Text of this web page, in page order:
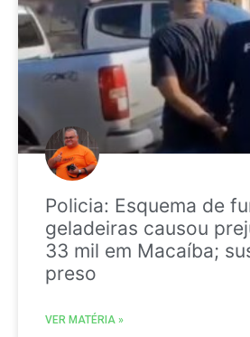
Policia: Esquema de
geladeiras causou
33 mil em Macaíba;
preso
VER MATÉRIA »